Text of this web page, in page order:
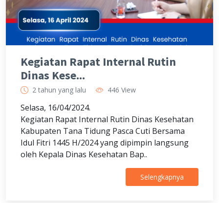
Kegiatan Rapat Internal Rutin
Dinas Kese...
2 tahun yang lalu 446 View
Selasa, 16/04/2024.
Kegiatan Rapat Internal Rutin Dinas Kesehatan
Kabupaten Tana Tidung Pasca Cuti Bersama
Idul Fitri 1445 H/2024 yang dipimpin langsung
oleh Kepala Dinas Kesehatan Bap..
Selengkapnya